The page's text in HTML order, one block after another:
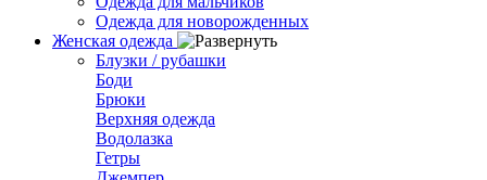
Одежда для новорожденных
Женская одежда
Блузки / рубашки
Боди
Брюки
Верхняя одежда
Водолазка
Гетры